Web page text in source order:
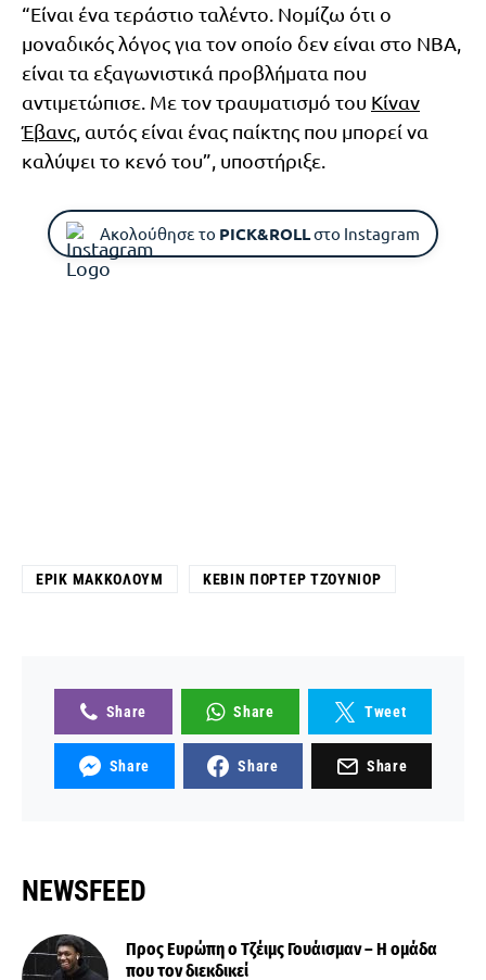
“Είναι ένα τεράστιο ταλέντο. Νομίζω ότι ο
μοναδικός λόγος για τον οποίο δεν είναι στο ΝΒΑ,
είναι τα εξαγωνιστικά προβλήματα που
αντιμετώπισε. Με τον τραυματισμό του Κίναν
Έβανς , αυτός είναι ένας παίκτης που μπορεί να
καλύψει το κενό του”, υποστήριξε.
Ακολούθησε το PICK&ROLLστο Instagram
ΈΡΙΚ ΜΑΚΚΌΛΟΥΜ ΚΈΒΙΝ ΠΌΡΤΕΡ ΤΖΟΎΝΙΟΡ
Share Share Tweet
Share Share Share
NEWSFEED
Προς Ευρώπη ο Τζέιμς Γουάισμαν – Η ομάδα
που τον διεκδικεί